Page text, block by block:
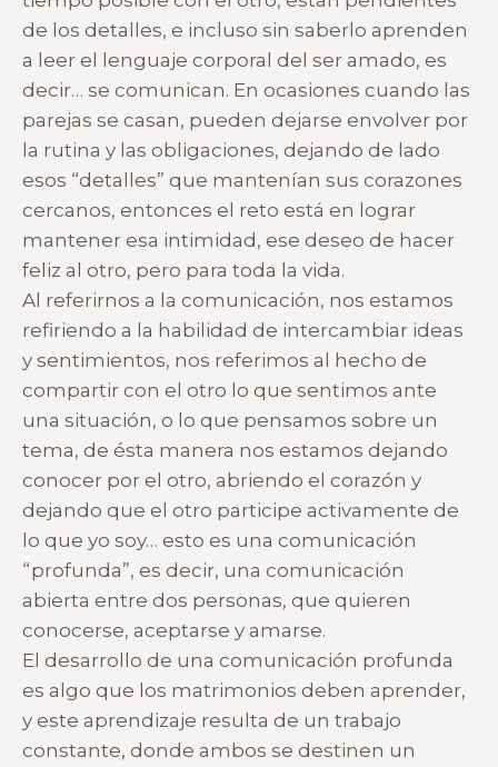
de los detalles, e incluso sin saberlo aprenden
a leer el lenguaje corporal del ser amado, es
decir… se comunican. En ocasiones cuando las
parejas se casan, pueden dejarse envolver por
la rutina y las obligaciones, dejando de lado
esos “detalles” que mantenían sus corazones
cercanos, entonces el reto está en lograr
mantener esa intimidad, ese deseo de hacer
feliz al otro, pero para toda la vida.
Al referirnos a la comunicación, nos estamos
refiriendo a la habilidad de intercambiar ideas
y sentimientos, nos referimos al hecho de
compartir con el otro lo que sentimos ante
una situación, o lo que pensamos sobre un
tema, de ésta manera nos estamos dejando
conocer por el otro, abriendo el corazón y
dejando que el otro participe activamente de
lo que yo soy… esto es una comunicación
“profunda”, es decir, una comunicación
abierta entre dos personas, que quieren
conocerse, aceptarse y amarse.
El desarrollo de una comunicación profunda
es algo que los matrimonios deben aprender,
y este aprendizaje resulta de un trabajo
constante, donde ambos se destinen un